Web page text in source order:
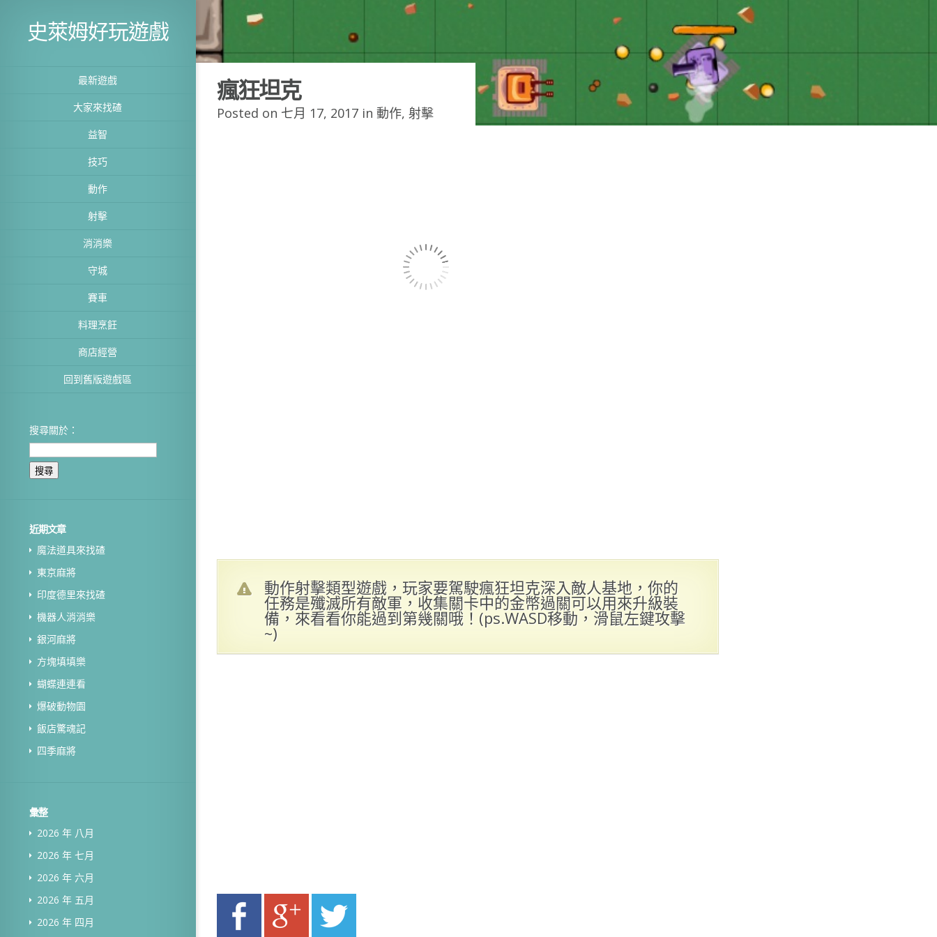
史萊姆好玩遊戲
最新遊戲
大家來找碴
益智
技巧
動作
射擊
消消樂
守城
賽車
料理烹飪
商店經營
回到舊版遊戲區
搜尋關於：
近期文章
魔法道具來找碴
東京麻將
印度德里來找碴
機器人消消樂
銀河麻將
方塊填填樂
蝴蝶連連看
爆破動物園
飯店驚魂記
四季麻將
彙整
2026 年 八月
2026 年 七月
2026 年 六月
2026 年 五月
2026 年 四月
瘋狂坦克
Posted on 七月 17, 2017 in 動作, 射擊
動作射擊類型遊戲，玩家要駕駛瘋狂坦克深入敵人基地，你的
任務是殲滅所有敵軍，收集關卡中的金幣過關可以用來升級裝
備，來看看你能過到第幾關哦！(ps.WASD移動，滑鼠左鍵攻擊
~)